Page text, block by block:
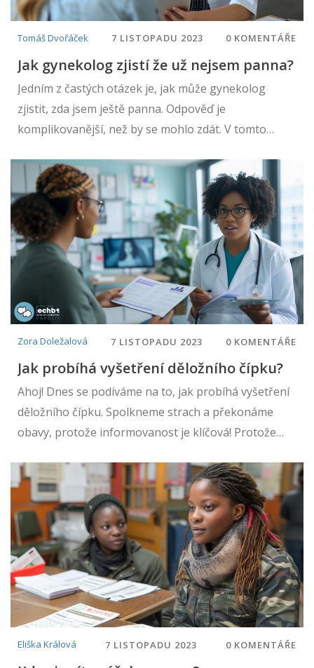
a informace, které pomohou zlepšit váš celkový
Tomáš Dvořáček 7 LISTOPADU 2023 0 KOMENTÁŘE
Jak gynekolog zjistí že už nejsem panna?
Jedním z častých otázek je, jak může gynekolog
zjistit, zda jsem ještě panna. Odpověď je
komplikovanější, než by se mohlo zdát. V tomto
zda došlo ke ztrátě panenství, a jaký má tento fakt
vlastně význam. Bude to cesta ke zlepšení našeho
pochopení tohoto citlivého tématu.
Zora Doležalová 7 LISTOPADU 2023 0 KOMENTÁŘE
Jak probíhá vyšetření děložního čípku?
Ahoj! Dnes se podíváme na to, jak probíhá vyšetření
děložního čípku. Spolkneme strach a překonáme
obavy, protože informovanost je klíčová! Protože
nás může čekat při návštěvě gynekologa. Nakonec,
moje cesta dnešním dnem může být pro vás cenným
průvodcem. Připojte se ke mně a společně
prozkoumejme tuto důležitou součást péče o ženské
zdraví.
Eliška Králová 7 LISTOPADU 2023 0 KOMENTÁŘE